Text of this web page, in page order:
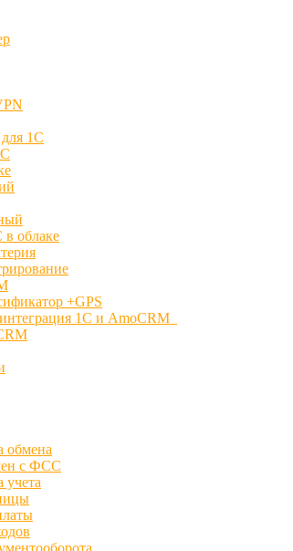
1С
в облаке
+GPS
1С и AmoCRM
обмена
с ФСС
учета